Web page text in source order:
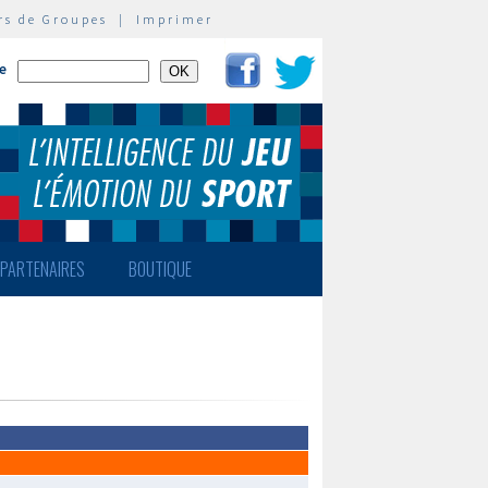
de Groupes | Imprimer
PARTENAIRES BOUTIQUE